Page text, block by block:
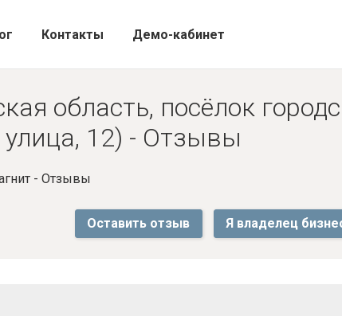
Контакты Демо-кабинет
область, посёлок
12) - Отзывы
- Отзывы
Оставить отзыв Я владелец